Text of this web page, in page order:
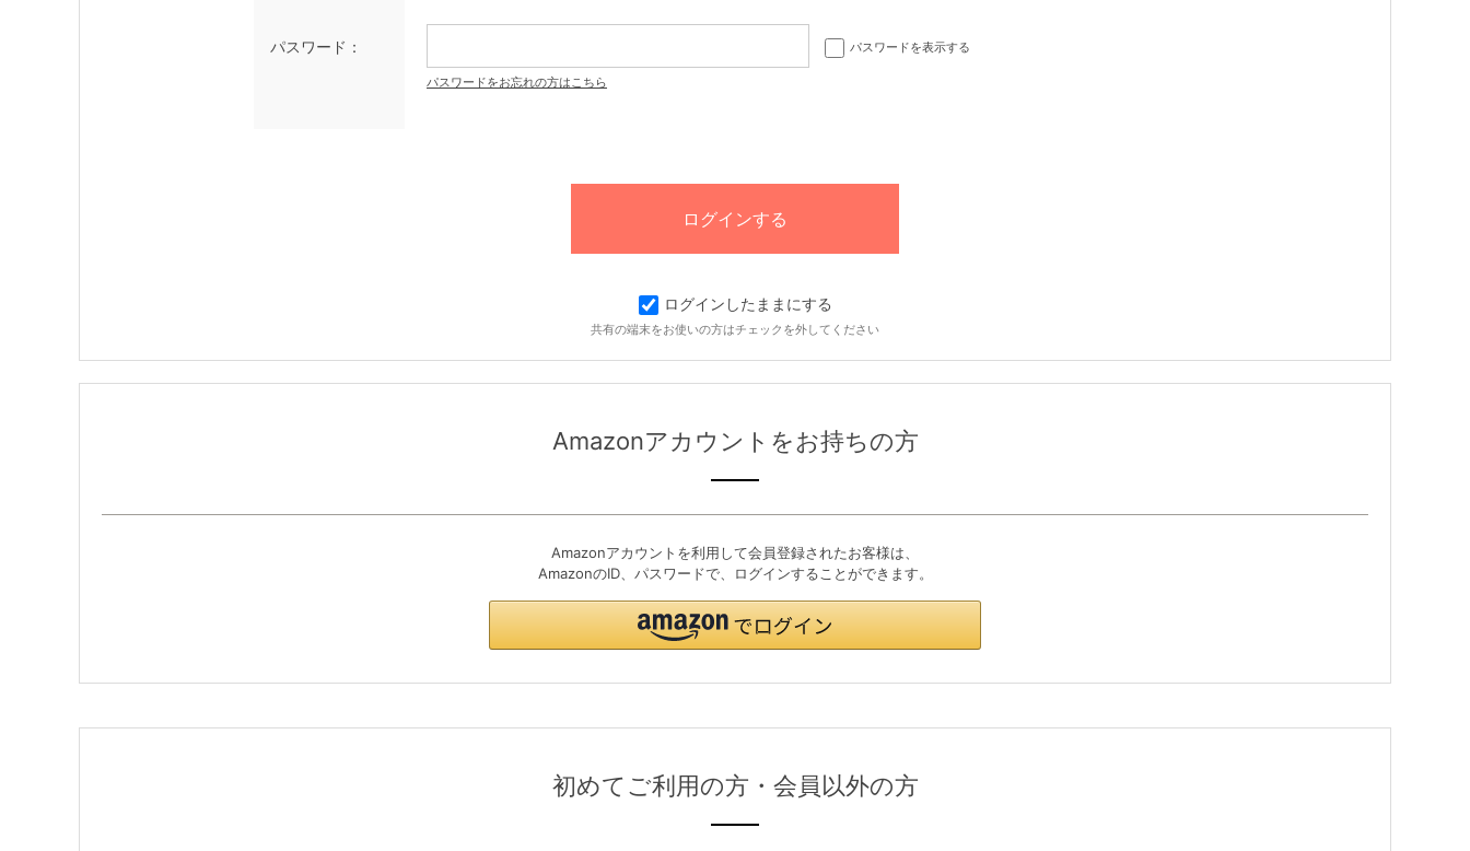
パスワード： パスワードを表示する
パスワードをお忘れの方はこちら
ログインしたままにする
共有の端末をお使いの方はチェックを外してください
Amazonアカウントをお持ちの方
Amazonアカウントを利用して会員登録されたお客様は、
AmazonのID、パスワードで、ログインすることができます。
初めてご利用の方・会員以外の方